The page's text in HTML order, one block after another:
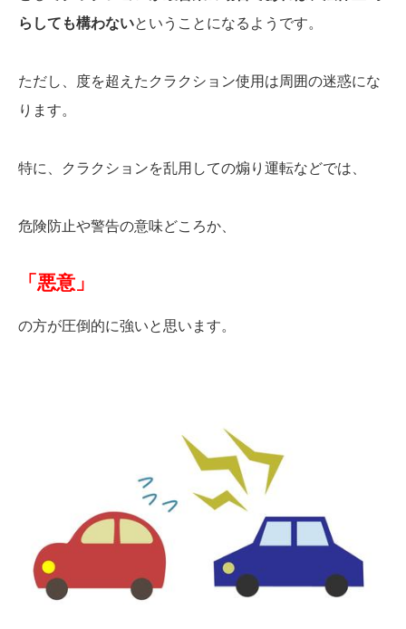
らしても構わないということになるようです。
ただし、度を超えたクラクション使用は周囲の迷惑にな
ります。
特に、クラクションを乱用しての煽り運転などでは、
危険防止や警告の意味どころか、
「悪意」
の方が圧倒的に強いと思います。